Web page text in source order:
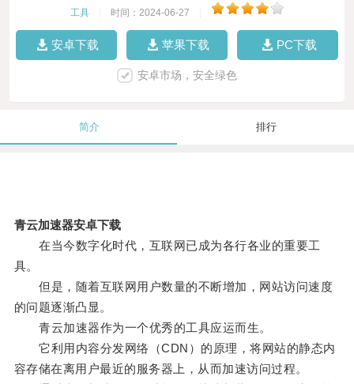
工具 时间：2024-06-27
安卓下载 苹果下载 PC下载
安卓市场，安全绿色
简介 排行
青云加速器安卓下载
在当今数字化时代，互联网已成为各行各业的重要工
具。
但是，随着互联网用户数量的不断增加，网站访问速度
的问题逐渐凸显。
青云加速器作为一个优秀的工具应运而生。
它利用内容分发网络（CDN）的原理，将网站的静态内
容存储在离用户最近的服务器上，从而加速访问过程。